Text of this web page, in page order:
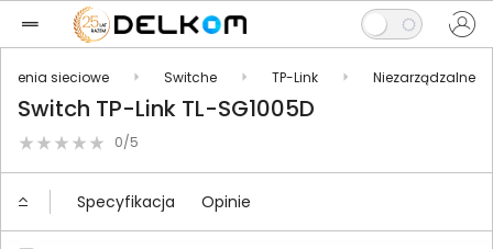
sieciowe Switche TP-Link Niezarządzalne
Switch TP-Link TL-SG1005D
0/5
Specyfikacja Opinie